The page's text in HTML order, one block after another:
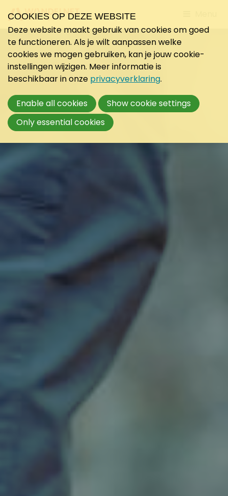
to
COOKIES OP DEZE WEBSITE
Deze website maakt gebruik van cookies om goed
te functioneren. Als je wilt aanpassen welke
cookies we mogen gebruiken, kan je jouw cookie-
instellingen wijzigen. Meer informatie is
beschikbaar in onze privacyverklaring.
Enable all cookies
Show cookie settings
Only essential cookies